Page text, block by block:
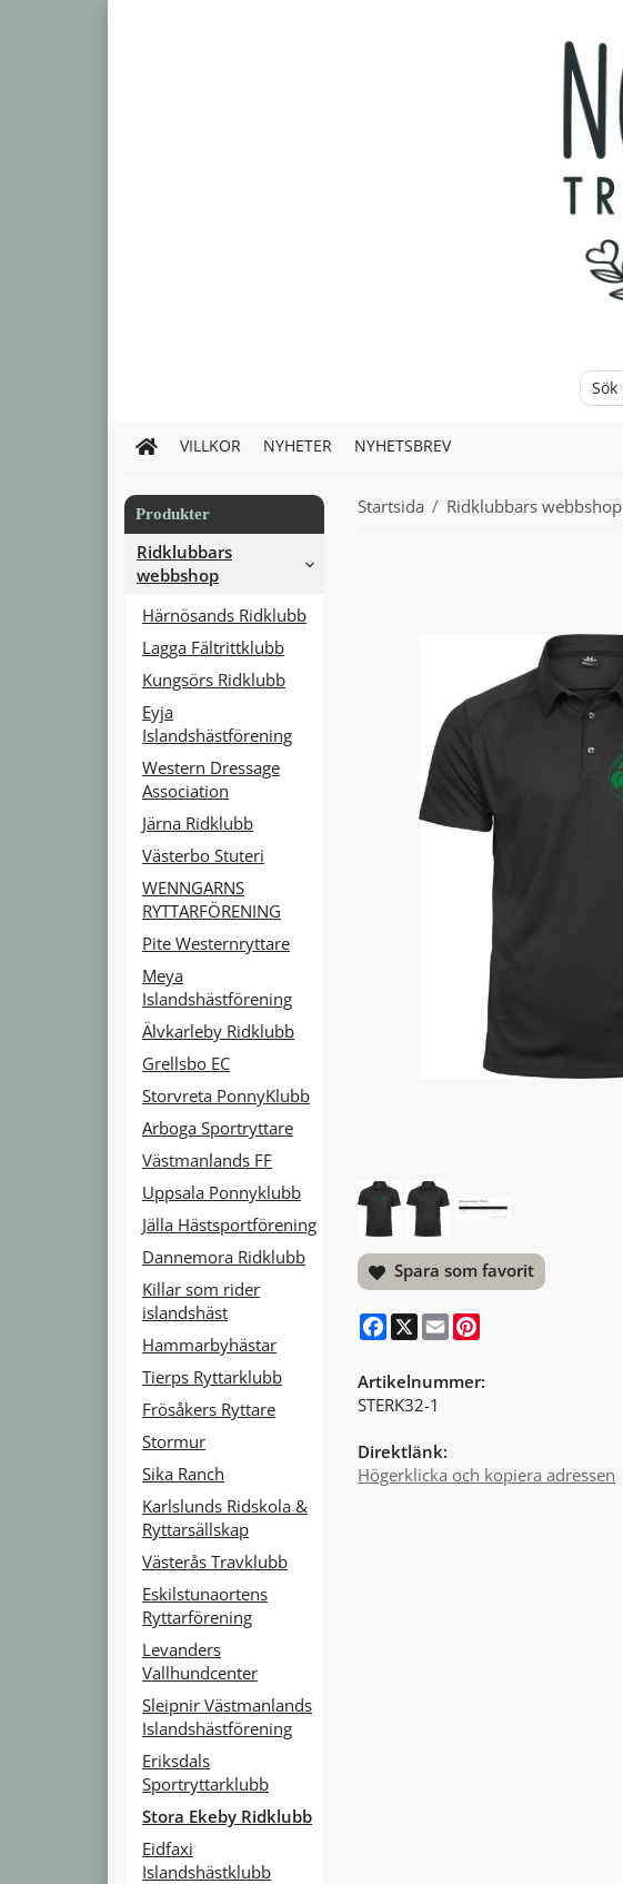
VILLKOR NYHETER NYHETSBREV
Produkter
Ridklubbars
webbshop
Härnösands Ridklubb
Lagga Fältrittklubb
Kungsörs Ridklubb
Eyja
Islandshästförening
Western Dressage
Association
Järna Ridklubb
Västerbo Stuteri
WENNGARNS
RYTTARFÖRENING
Pite Westernryttare
Meya
Islandshästförening
Älvkarleby Ridklubb
Grellsbo EC
Storvreta PonnyKlubb
Arboga Sportryttare
Västmanlands FF
Uppsala Ponnyklubb
Jälla Hästsportförening
Dannemora Ridklubb
Killar som rider
islandshäst
Hammarbyhästar
Tierps Ryttarklubb
Frösåkers Ryttare
Stormur
Sika Ranch
Karlslunds Ridskola &
Ryttarsällskap
Västerås Travklubb
Eskilstunaortens
Ryttarförening
Levanders
Vallhundcenter
Sleipnir Västmanlands
Islandshästförening
Eriksdals
Sportryttarklubb
Stora Ekeby Ridklubb
Eidfaxi
Islandshästklubb
Startsida / Ridklubbars webbshop
Spara som favorit
Facebook
X Email
Artikelnummer:
STERK32-1
Direktlänk:
Högerklicka och kopiera adressen